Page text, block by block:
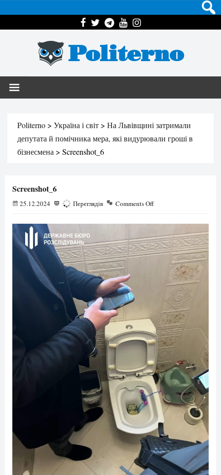
Politerno
Politerno > Україна і світ > На Львівщині затримали
депутата й помічника мера, які видурювали гроші в
бізнесмена > Screenshot_6
Screenshot_6
25.12.2024 215 Переглядів Comments Off